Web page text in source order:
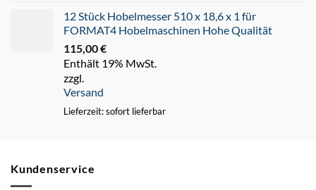
12 Stück Hobelmesser 510 x 18,6 x 1 für
FORMAT4 Hobelmaschinen Hohe Qualität
115,00€
Enthält 19% MwSt.
zzgl.
Versand
Lieferzeit: sofort lieferbar
Kundenservice